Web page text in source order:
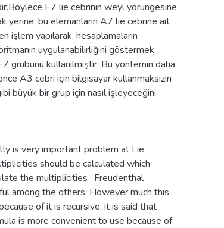
E7 lie cebrinin weyl yörüngesine
yerine, bu elemanların A7 lie cebrine ait
işlem yapılarak, hesaplamaların
uygulanabilirliğini göstermek
grubunu kullanılmıştır. Bu yöntemin daha
A3 cebri için bilgisayar kullanmaksızın
büyük bir grup için nasıl işleyeceğini
is very important problem at Lie
should be calculated which
the multiplicities , Freudenthal
among the others. However much this
of it is recursive, it is said that
is more convenient to use because of